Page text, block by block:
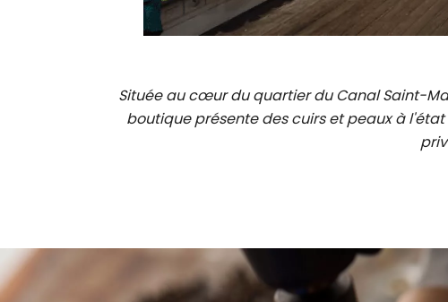
Située au cœur du quartier du Canal Saint-
boutique présente des cuirs et peaux à